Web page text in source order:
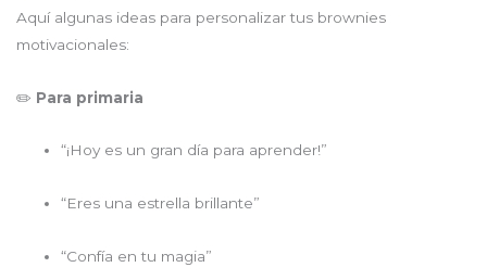
Aquí algunas ideas para personalizar tus brownies
motivacionales:
✏️ Para primaria
“¡Hoy es un gran día para aprender!”
“Eres una estrella brillante”
“Confía en tu magia”